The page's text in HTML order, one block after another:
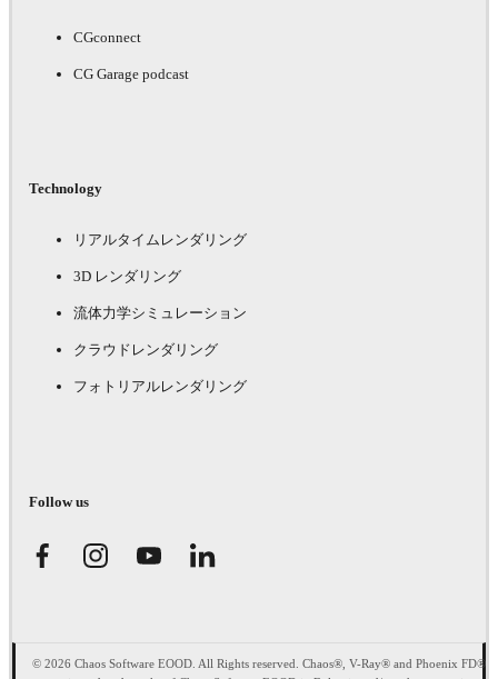
CGconnect
CG Garage podcast
Technology
リアルタイムレンダリング
3D レンダリング
流体力学シミュレーション
クラウドレンダリング
フォトリアルレンダリング
Follow us
© 2026 Chaos Software EOOD. All Rights reserved. Chaos®, V-Ray® and Phoenix FD®